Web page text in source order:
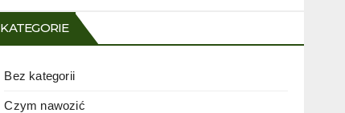
KATEGORIE
Bez kategorii
Czym nawozić